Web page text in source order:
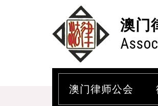
澳门
澳门律师公会